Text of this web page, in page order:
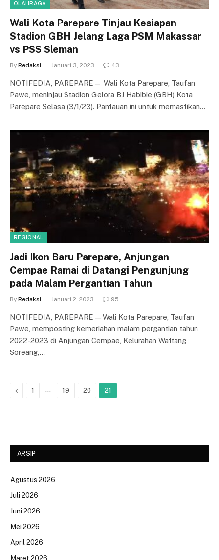
OLAHRAGA
Wali Kota Parepare Tinjau Kesiapan
Stadion GBH Jelang Laga PSM Makassar
vs PSS Sleman
By Redaksi Januari 3, 2023 43
NOTIFEDIA, PAREPARE— Wali Kota Parepare, Taufan
Pawe, meninjau Stadion Gelora BJ Habibie (GBH) Kota
Parepare Selasa (3/1/23). Pantauan ini untuk memastikan…
REGIONAL
Jadi Ikon Baru Parepare, Anjungan
Cempae Ramai di Datangi Pengunjung
pada Malam Pergantian Tahun
By Redaksi Januari 2, 2023 95
NOTIFEDIA, PAREPARE — Wali Kota Parepare, Taufan
Pawe, memposting kemeriahan malam pergantian tahun
2022-2023 di Anjungan Cempae, Kelurahan Wattang
Soreang,…
Previous
1 … 19 20 21
ARSIP
Agustus 2026
Juli 2026
Juni 2026
Mei 2026
April 2026
Maret 2026